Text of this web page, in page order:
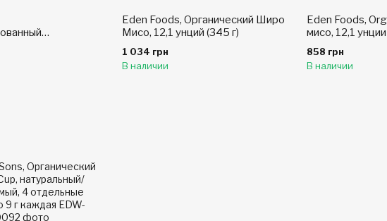
мисо, из
унций (345 г)
Eden Foods, Органический Широ
Мисо, 12,1 унций (345 г)
1 034 грн
В наличии
Eden Foods,
мисо, 12,1
858 грн
В наличии